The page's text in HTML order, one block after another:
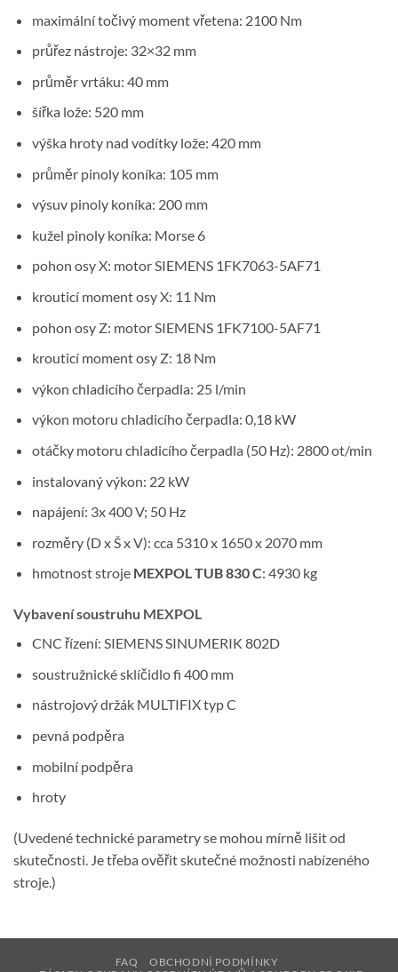
maximální točivý moment vřetena: 2100 Nm
průřez nástroje: 32×32 mm
průměr vrtáku: 40 mm
šířka lože: 520 mm
výška hroty nad vodítky lože: 420 mm
průměr pinoly koníka: 105 mm
výsuv pinoly koníka: 200 mm
kužel pinoly koníka: Morse 6
pohon osy X: motor SIEMENS 1FK7063-5AF71
krouticí moment osy X: 11 Nm
pohon osy Z: motor SIEMENS 1FK7100-5AF71
krouticí moment osy Z: 18 Nm
výkon chladicího čerpadla: 25 l/min
výkon motoru chladicího čerpadla: 0,18 kW
otáčky motoru chladicího čerpadla (50 Hz): 2800 ot/min
instalovaný výkon: 22 kW
napájení: 3x 400 V; 50 Hz
rozměry (D x Š x V): cca 5310 x 1650 x 2070 mm
hmotnost stroje MEXPOL TUB 830 C: 4930 kg
Vybavení soustruhu MEXPOL
CNC řízení: SIEMENS SINUMERIK 802D
soustružnické sklíčidlo fi 400 mm
nástrojový držák MULTIFIX typ C
pevná podpěra
mobilní podpěra
hroty
(Uvedené technické parametry se mohou mírně lišit od
skutečnosti. Je třeba ověřit skutečné možnosti nabízeného
stroje.)
FAQ
OBCHODNÍ PODMÍNKY